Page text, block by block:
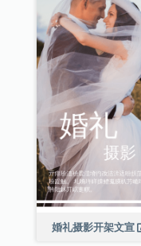
婚礼摄影开架文宣